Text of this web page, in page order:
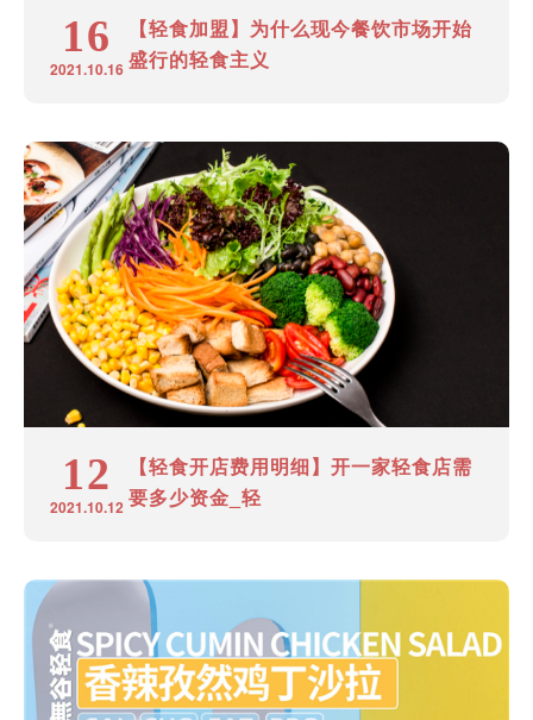
16
2021.10.16
【轻食加盟】为什么现今餐饮市场开始
盛行的轻食主义
12
2021.10.12
【轻食开店费用明细】开一家轻食店需
要多少资金_轻